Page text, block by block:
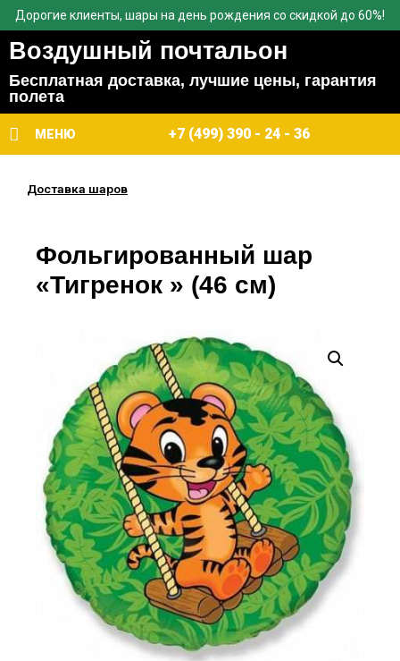
Дорогие клиенты, шары на день рождения со скидкой до 60%!
Воздушный почтальон
Бесплатная доставка, лучшие цены, гарантия
полета
МЕНЮ +7 (499) 390 - 24 - 36
Доставка шаров
Фольгированный шар
«Тигренок » (46 см)